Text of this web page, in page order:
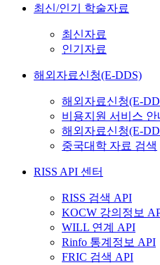
최신/인기 학술자료
최신자료
인기자료
해외자료신청(E-DDS)
해외자료신청(E-
비용지원 서비스 안
해외자료신청(E-
중국대학 자료 검색
RISS API 센터
RISS 검색 API
KOCW 강의정보
WILL 연계 API
Rinfo 통계정보 API
FRIC 검색 API